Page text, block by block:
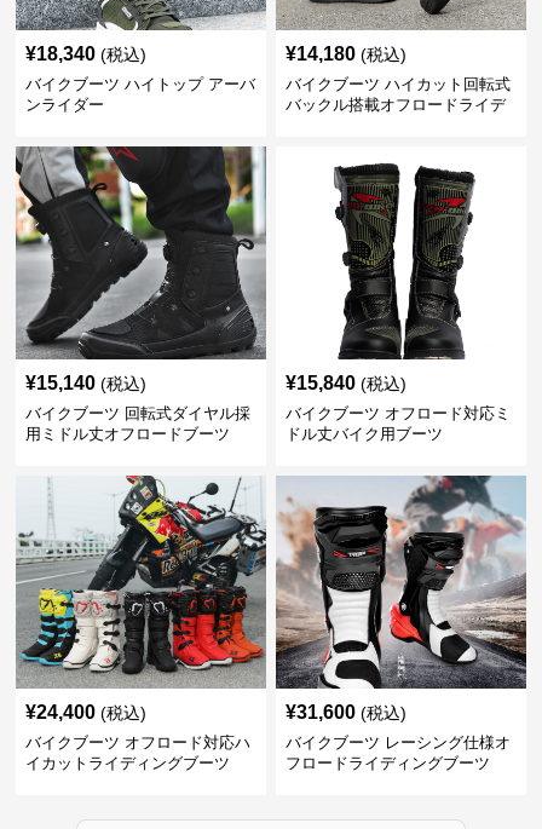
¥18,340 (税込)
バイクブーツ ハイトップ アーバ
ンライダー
¥14,180 (税込)
バイクブーツ ハイカット回転式
バックル搭載オフロードライデ
¥15,140 (税込)
バイクブーツ 回転式ダイヤル採
用ミドル丈オフロードブーツ
¥15,840 (税込)
バイクブーツ オフロード対応ミ
ドル丈バイク用ブーツ
¥24,400 (税込)
バイクブーツ オフロード対応ハ
イカットライディングブーツ
¥31,600 (税込)
バイクブーツ レーシング仕様オ
フロードライディングブーツ